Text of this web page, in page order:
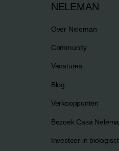
NELEMAN
Over Neleman
Community
Vacatures
Blog
Verkooppunten
Bezoek Casa
Investeer in